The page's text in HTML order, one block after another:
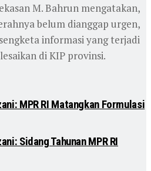
M. Bahrun mengatakan,
belum dianggap urgen,
informasi yang terjadi
di KIP provinsi.
MPR RI Matangkan Formulasi
Sidang Tahunan MPR RI